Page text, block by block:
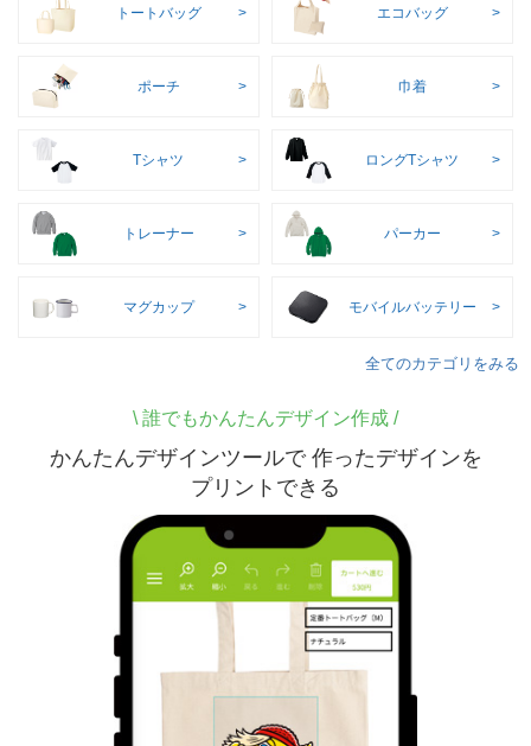
トートバッグ エコバッグ
ポーチ 巾着
Tシャツ ロングTシャツ
トレーナー パーカー
マグカップ モバイルバッテリー
全てのカテゴリをみる
\ 誰でもかんたんデザイン作成 /
かんたんデザインツールで 作ったデザインを
プリントできる